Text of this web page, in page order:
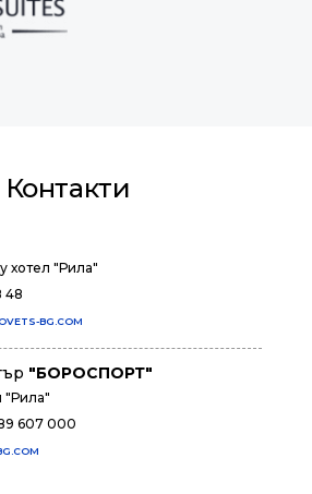
Контакти
хотел "Рила"
48
BG.COM
"БОРОСПОРТ"
"Рила"
607 000